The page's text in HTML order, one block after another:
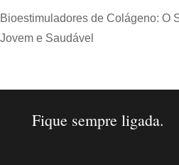
Bioestimuladores de Colágeno: O
Jovem e Saudável
Fique sempre ligada.